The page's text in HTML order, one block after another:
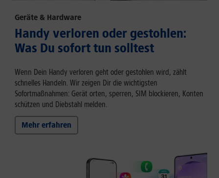
Geräte & Hardware
Handy verloren oder gestohlen:
Was Du sofort tun solltest
Wenn Dein Handy verloren geht oder gestohlen wird, zählt
schnelles Handeln. Wir zeigen Dir die wichtigsten
Sofortmaßnahmen: Gerät orten, sperren, SIM blockieren, Konten
schützen und Diebstahl melden.
Mehr erfahren